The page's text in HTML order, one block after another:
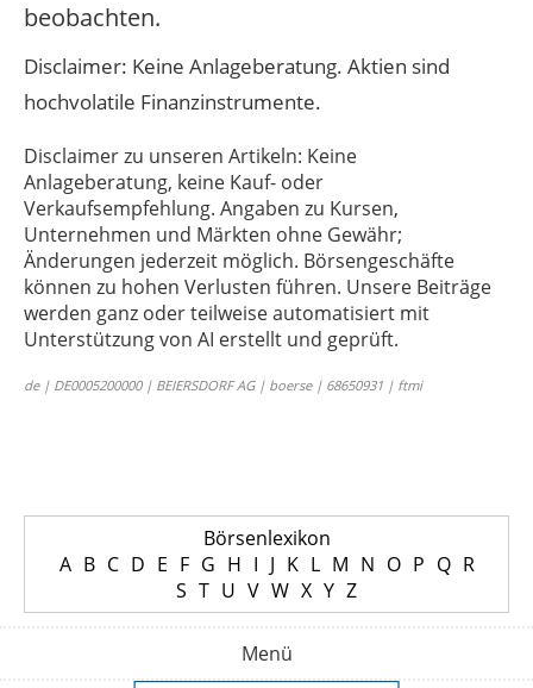
beobachten.
Disclaimer: Keine Anlageberatung. Aktien sind
hochvolatile Finanzinstrumente.
Disclaimer zu unseren Artikeln: Keine
Anlageberatung, keine Kauf- oder
Verkaufsempfehlung. Angaben zu Kursen,
Unternehmen und Märkten ohne Gewähr;
Änderungen jederzeit möglich. Börsengeschäfte
können zu hohen Verlusten führen. Unsere Beiträge
werden ganz oder teilweise automatisiert mit
Unterstützung von AI erstellt und geprüft.
de | DE0005200000 | BEIERSDORF AG | boerse | 68650931 | ftmi
Börsenlexikon
A B C D E F G H I J K L M N O P Q R
S T U V W X Y Z
Menü